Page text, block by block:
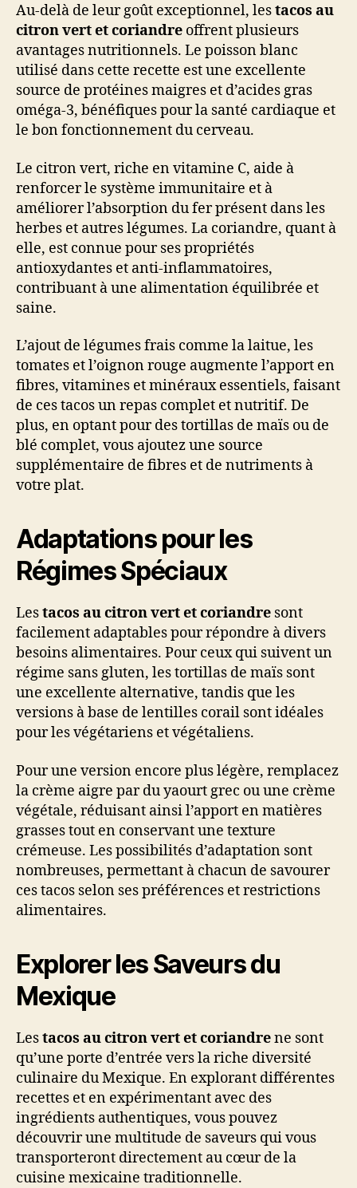
Au-delà de leur goût exceptionnel, lestacos au
citron vert et coriandre offrent plusieurs
avantages nutritionnels. Le poisson blanc
utilisé dans cette recette est une excellente
source de protéines maigres et d’acides gras
oméga-3, bénéfiques pour la santé cardiaque et
le bon fonctionnement du cerveau.
Le citron vert, riche en vitamine C, aide à
renforcer le système immunitaire et à
améliorer l’absorption du fer présent dans les
herbes et autres légumes. La coriandre, quant à
elle, est connue pour ses propriétés
antioxydantes et anti-inflammatoires,
contribuant à une alimentation équilibrée et
saine.
L’ajout de légumes frais comme la laitue, les
tomates et l’oignon rouge augmente l’apport en
fibres, vitamines et minéraux essentiels, faisant
de ces tacos un repas complet et nutritif. De
plus, en optant pour des tortillas de maïs ou de
blé complet, vous ajoutez une source
supplémentaire de fibres et de nutriments à
votre plat.
Adaptations pour les
Régimes Spéciaux
Lestacos au citron vert et coriandre sont
facilement adaptables pour répondre à divers
besoins alimentaires. Pour ceux qui suivent un
régime sans gluten, les tortillas de maïs sont
une excellente alternative, tandis que les
versions à base de lentilles corail sont idéales
pour les végétariens et végétaliens.
Pour une version encore plus légère, remplacez
la crème aigre par du yaourt grec ou une crème
végétale, réduisant ainsi l’apport en matières
grasses tout en conservant une texture
crémeuse. Les possibilités d’adaptation sont
nombreuses, permettant à chacun de savourer
ces tacos selon ses préférences et restrictions
alimentaires.
Explorer les Saveurs du
Mexique
Lestacos au citron vert et coriandrene sont
qu’une porte d’entrée vers la riche diversité
culinaire du Mexique. En explorant différentes
recettes et en expérimentant avec des
ingrédients authentiques, vous pouvez
découvrir une multitude de saveurs qui vous
transporteront directement au cœur de la
cuisine mexicaine traditionnelle.